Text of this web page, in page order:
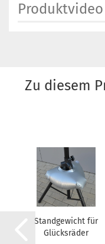
Produktvideo
Zu diesem
Standgewicht für
Glücksräder